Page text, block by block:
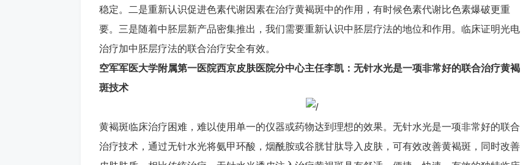
稳定。二是重新认识促进色素代谢因素在治疗黄褐斑中的作用，有时候色素代谢比色素爆破更重
要。三是随着中胚层新产品密集推出，我们需要重新认识中胚层疗法的地位和作用。临床证明光电
治疗加中胚层疗法的联合治疗安全有效。
空军军医大学附属第一医院西京皮肤医院分中心主任李凯：无针水光是一项非常好的联合治疗黄褐
斑技术
黄褐斑临床治疗困难，难以使用单一的仪器或药物达到理想的效果。无针水光是一项非常好的联合
治疗技术，通过无针水光将氨甲环酸，烟酰胺或谷胱甘肽导入皮肤，可有效改善黄褐斑，同时改善